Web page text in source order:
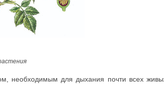
необходимым для дыхания почти всех